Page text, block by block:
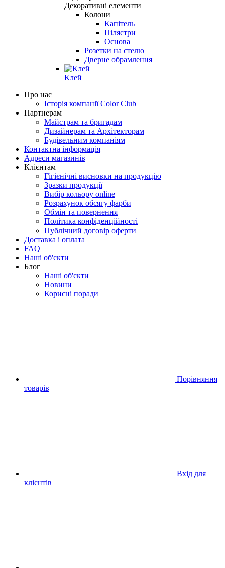
Декоративні елементи
Колони
Капітель
Пілястри
Основа
Розетки на стелю
Дверне обрамлення
Клей
Про нас
Історія компанії Color Club
Партнерам
Майстрам та бригадам
Дизайнерам та Архітекторам
Будівельним компаніям
Контактна інформація
Адреси магазинів
Клієнтам
Гігієнічні висновки на продукцію
Зразки продукції
Вибір кольору online
Розрахунок обсягу фарби
Обмін та повернення
Політика конфіденційності
Публічний договір оферти
Доставка і оплата
FAQ
Наші об'єкти
Блог
Наші об'єкти
Новини
Корисні поради
Порівняння
товарів
Вхід для
клієнтів